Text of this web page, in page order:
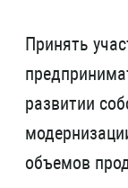
Принять
развитии
объемов